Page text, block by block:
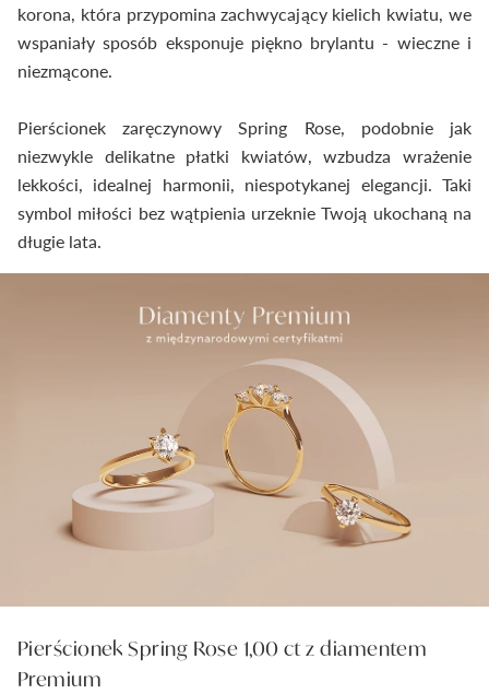
korona, która przypomina zachwycający kielich kwiatu, we
wspaniały sposób eksponuje piękno brylantu - wieczne i
niezmącone.
Pierścionek zaręczynowy Spring Rose, podobnie jak
niezwykle delikatne płatki kwiatów, wzbudza wrażenie
lekkości, idealnej harmonii, niespotykanej elegancji. Taki
symbol miłości bez wątpienia urzeknie Twoją ukochaną na
długie lata.
Pierścionek Spring Rose 1,00 ct z diamentem
Premium